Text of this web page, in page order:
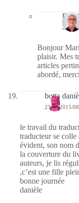
23/10/
Bonjour
plaisir. Mes
articles
abordé,
botta
23/10/2015/
le travail du
traducteur se colle
évident, son nom
la couverture du
auteurs, je lis
,c’est une fille
bonne journée
danièle